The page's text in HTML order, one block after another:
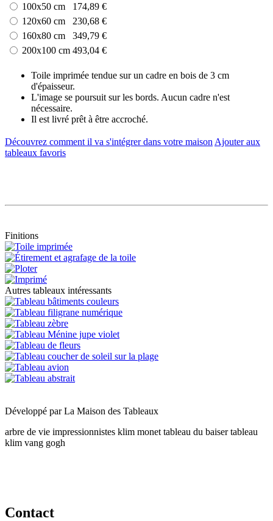
100x50 cm
174,89 €
120x60 cm
230,68 €
160x80 cm
349,79 €
200x100 cm 493,04 €
Toile imprimée tendue sur un cadre en bois de 3 cm
d'épaisseur.
L'image se poursuit sur les bords. Aucun cadre n'est
nécessaire.
Il est livré prêt à être accroché.
Découvrez comment il va s'intégrer dans votre maison Ajouter aux
tableaux favoris
Finitions
Autres tableaux intéressants
Développé parLa Maison des Tableaux
arbre de vie impressionnistes klim monet tableau du baiser tableau
klim vang gogh
Contact